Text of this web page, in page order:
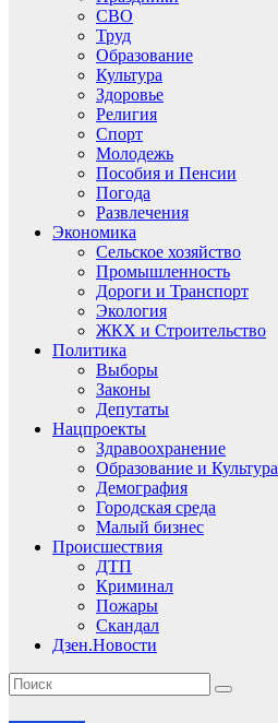
СВО
Труд
Образование
Культура
Здоровье
Религия
Спорт
Молодежь
Пособия и Пенсии
Погода
Развлечения
Экономика
Сельское хозяйство
Промышленность
Дороги и Транспорт
Экология
ЖКХ и Строительство
Политика
Выборы
Законы
Депутаты
Нацпроекты
Здравоохранение
Образование и Культура
Демография
Городская среда
Малый бизнес
Происшествия
ДТП
Криминал
Пожары
Скандал
Дзен.Новости